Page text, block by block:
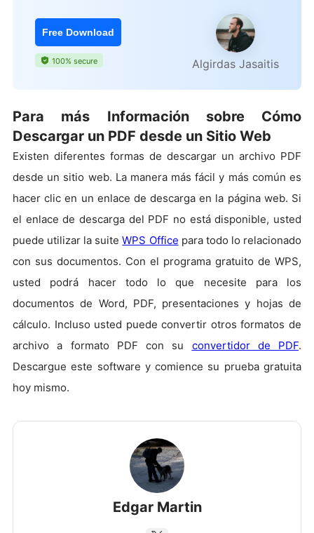
Free Download
100% secure Algirdas Jasaitis
Para más Información sobre Cómo
Descargar un PDF desde un Sitio Web
Existen diferentes formas de descargar un archivo PDF
desde un sitio web. La manera más fácil y más común es
hacer clic en un enlace de descarga en la página web. Si
el enlace de descarga del PDF no está disponible, usted
puede utilizar la suiteWPS Office para todo lo relacionado
con sus documentos. Con el programa gratuito de WPS,
usted podrá hacer todo lo que necesite para los
documentos de Word, PDF, presentaciones y hojas de
cálculo. Incluso usted puede convertir otros formatos de
archivo a formato PDF con su convertidor de PDF.
Descargue este software y comience su prueba gratuita
hoy mismo.
Edgar Martin